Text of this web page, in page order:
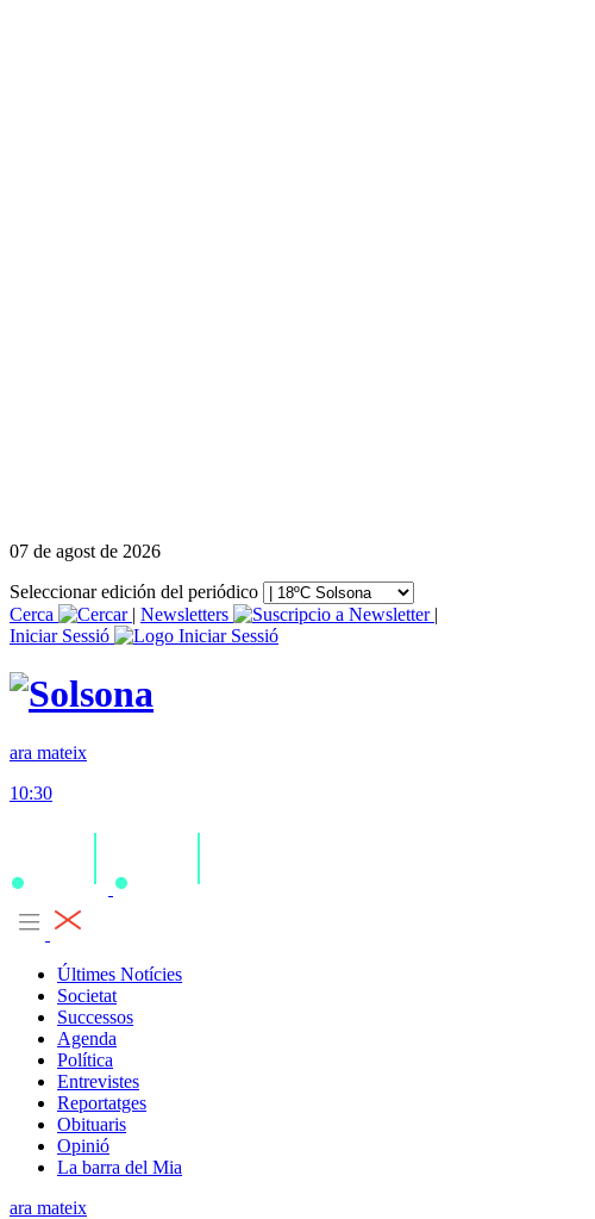
07 de agost de 2026
Seleccionar edición del periódico
Cerca
| Newsletters
|
Iniciar Sessió
ara mateix
10:30
Últimes Notícies
Societat
Successos
Agenda
Política
Entrevistes
Reportatges
Obituaris
Opinió
La barra del Mia
ara mateix